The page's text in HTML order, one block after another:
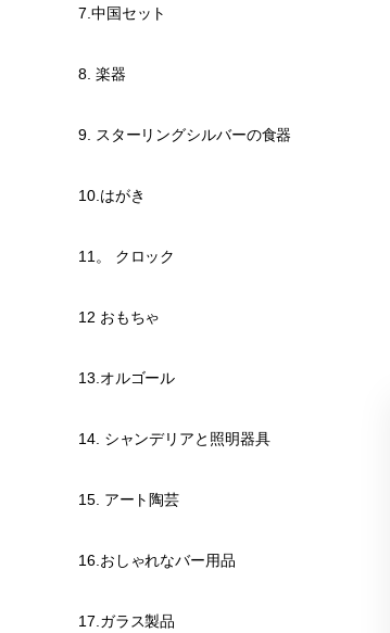
7.中国セット
8. 楽器
9. スターリングシルバーの食器
10.はがき
11。 クロック
12 おもちゃ
13.オルゴール
14. シャンデリアと照明器具
15. アート陶芸
16.おしゃれなバー用品
17.ガラス製品